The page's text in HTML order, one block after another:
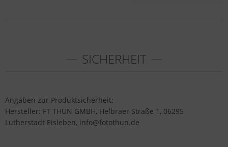
SICHERHEIT
Angaben zur Produktsicherheit:
Hersteller: FT THUN GMBH, Helbraer Straße 1, 06295
Lutherstadt Eisleben, info@fotothun.de